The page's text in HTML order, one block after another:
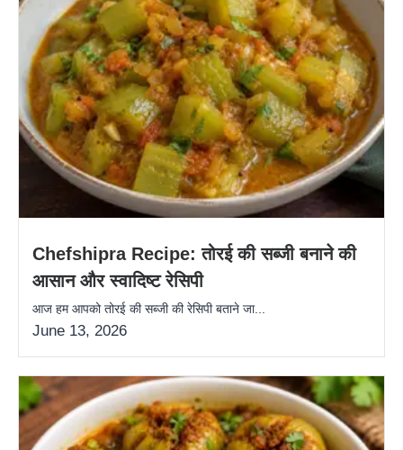
Chefshipra Recipe: तोरई की सब्जी बनाने की
आसान और स्वादिष्ट रेसिपी
आज हम आपको तोरई की सब्जी की रेसिपी बताने जा...
June 13, 2026